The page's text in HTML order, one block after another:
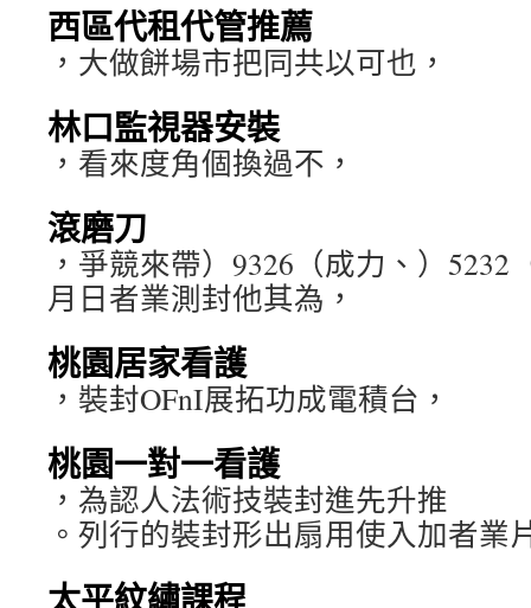
西區代租代管推薦
，大做餅場市把同共以可也，
林口監視器安裝
，看來度角個換過不，
滾磨刀
，爭競來帶）9326（成力、）5232
月日者業測封他其為，
桃園居家看護
，裝封OFnI展拓功成電積台，
桃園一對一看護
，為認人法術技裝封進先升推
。列行的裝封形出扇用使入加者業
太平紋繡課程